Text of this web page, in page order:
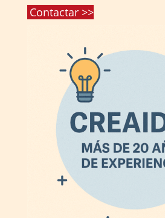
Contactar >>